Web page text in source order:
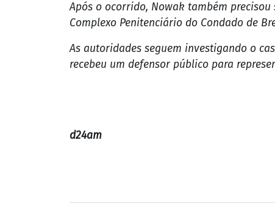
Após o ocorrido, Nowak também
Complexo Penitenciário do Condado de
As autoridades seguem investigando o
recebeu um defensor público para
d24am